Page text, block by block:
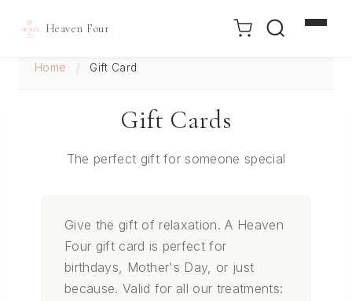
Heaven Four
Home / Gift Card
Gift Cards
The perfect gift for someone special
Give the gift of relaxation. A Heaven
Four gift card is perfect for
birthdays, Mother's Day, or just
because. Valid for all our treatments: